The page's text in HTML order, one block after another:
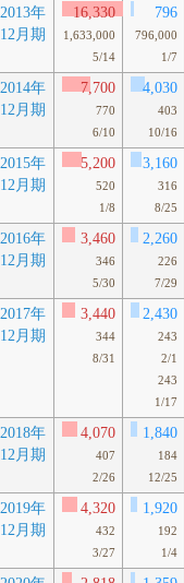
2013年
12月期
16,330
1,633,000
5/14
796
796,000
1/7
2014年
12月期
7,700
770
6/10
4,030
403
10/16
2015年
12月期
5,200
520
1/8
3,160
316
8/25
2016年
12月期
3,460
346
5/30
2,260
226
7/29
2017年
12月期
3,440
344
8/31
2,430
243
2/1
243
1/17
2018年
12月期
4,070
407
2/26
1,840
184
12/25
2019年
12月期
4,320
432
3/27
1,920
192
1/4